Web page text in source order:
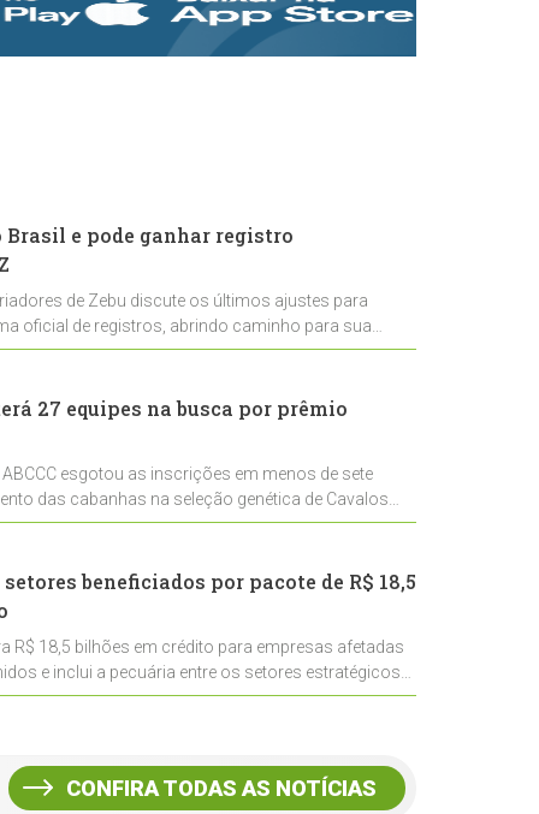
rastreabilidade e
rigor técnico para
Brasil e pode ganhar registro
de Zebu discute os últimos ajustes para
oficial de registros, abrindo caminho para sua
27 equipes na busca por prêmio
esgotou as inscrições em menos de sete
das cabanhas na seleção genética de Cavalos
beneficiados por pacote de R$ 18,5
R$ 18,5 bilhões em crédito para empresas afetadas
e inclui a pecuária entre os setores estratégicos
CONFIRA TODAS AS NOTÍCIAS